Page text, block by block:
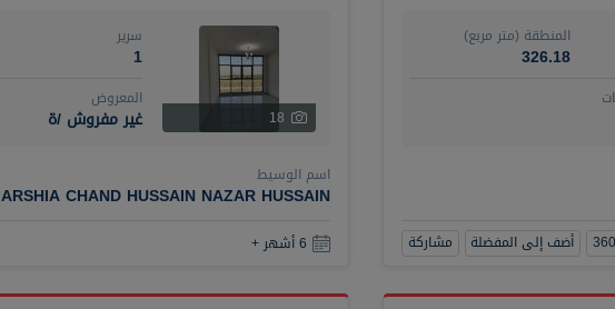
المنطقة (متر مربع)
326.18
أضف إلى المفضلة مشاركة
18
سرير
1
المعروض
غير مفروش /ة
اسم الوسيط
ARSHIA CHAND HUSSAIN NAZAR HUSSAIN
6 أشهر +